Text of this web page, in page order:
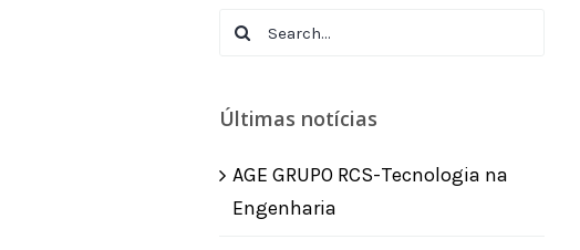
Search
Últimas notícias
AGE GRUPO RCS-Tecnologia na
Engenharia